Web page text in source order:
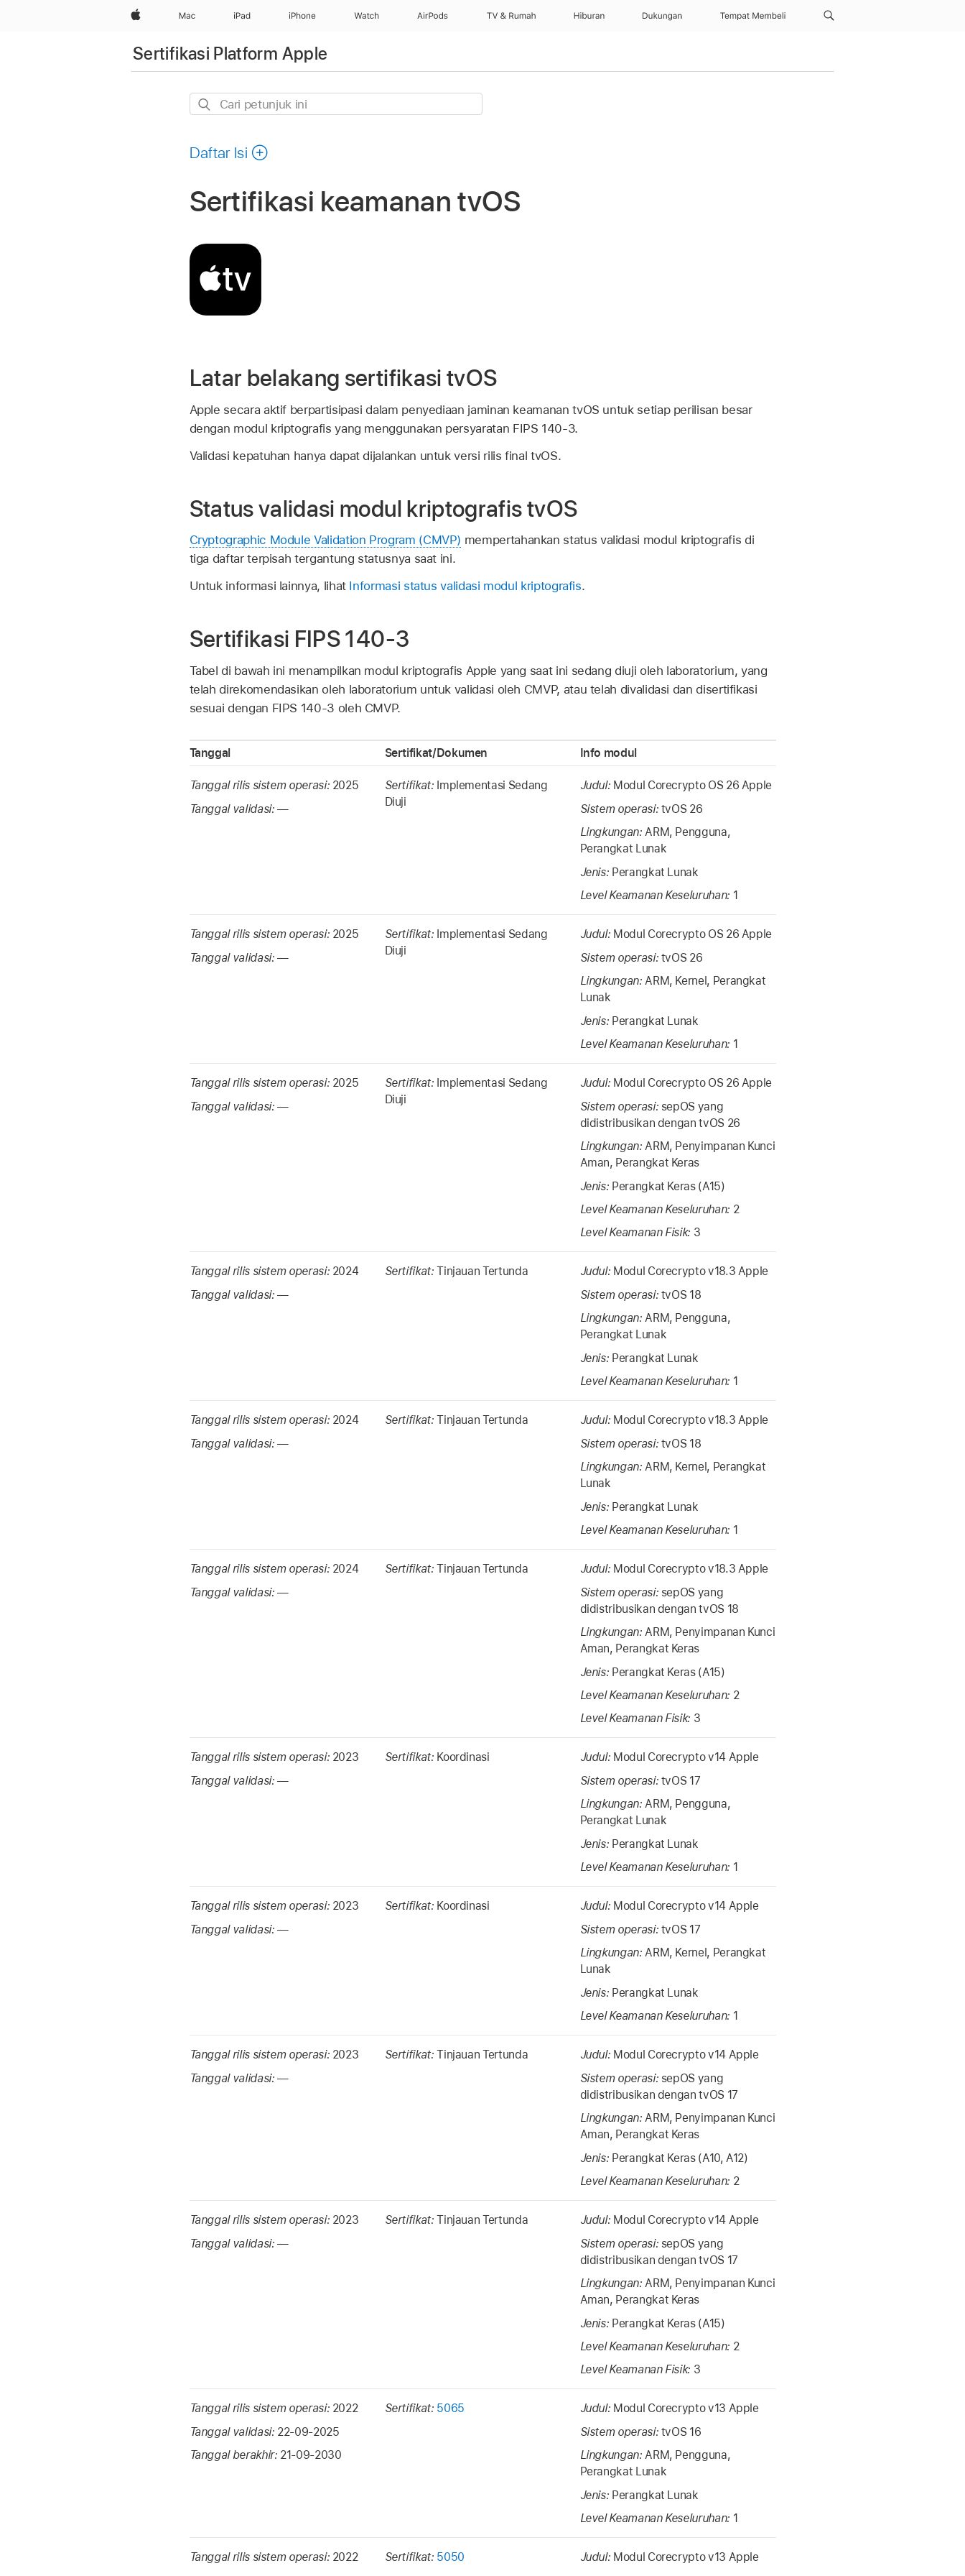
Apple Mac iPad iPhone Watch AirPods TV & Rumah Hiburan Dukungan Tempat Membeli
Sertifikasi Platform Apple
Cari
Daftar Isi
Sertifikasi keamanan tvOS
Latar belakang sertifikasi tvOS
Apple secara aktif berpartisipasi dalam penyediaan jaminan keamanan tvOS untuk setiap perilisan besar
dengan modul kriptografis yang menggunakan persyaratan FIPS 140-3.
Validasi kepatuhan hanya dapat dijalankan untuk versi rilis final tvOS.
Status validasi modul kriptografis tvOS
Cryptographic Module Validation Program (CMVP) mempertahankan status validasi modul kriptografis di
tiga daftar terpisah tergantung statusnya saat ini.
Untuk informasi lainnya, lihat Informasi status validasi modul kriptografis.
Sertifikasi FIPS 140-3
Tabel di bawah ini menampilkan modul kriptografis Apple yang saat ini sedang diuji oleh laboratorium, yang
telah direkomendasikan oleh laboratorium untuk validasi oleh CMVP, atau telah divalidasi dan disertifikasi
sesuai dengan FIPS 140-3 oleh CMVP.
Tanggal Sertifikat/Dokumen Info modul
Tanggal rilis sistem operasi: 2025
Tanggal validasi:—
Sertifikat: Implementasi Sedang
Diuji
Judul: Modul Corecrypto OS 26 Apple
Sistem operasi: tvOS 26
Lingkungan:ARM, Pengguna,
Perangkat Lunak
Jenis: Perangkat Lunak
Level Keamanan Keseluruhan: 1
Tanggal rilis sistem operasi: 2025
Tanggal validasi:—
Sertifikat: Implementasi Sedang
Diuji
Judul: Modul Corecrypto OS 26 Apple
Sistem operasi: tvOS 26
Lingkungan:ARM, Kernel, Perangkat
Lunak
Jenis: Perangkat Lunak
Level Keamanan Keseluruhan: 1
Tanggal rilis sistem operasi: 2025
Tanggal validasi:—
Sertifikat: Implementasi Sedang
Diuji
Judul: Modul Corecrypto OS 26 Apple
Sistem operasi: sepOS yang
didistribusikan dengantvOS 26
Lingkungan:ARM, Penyimpanan Kunci
Aman, Perangkat Keras
Jenis: Perangkat Keras (A15)
Level Keamanan Keseluruhan: 2
Level Keamanan Fisik: 3
Tanggal rilis sistem operasi: 2024
Tanggal validasi:—
Sertifikat:Tinjauan Tertunda Judul: Modul Corecrypto v18.3 Apple
Sistem operasi: tvOS 18
Lingkungan:ARM, Pengguna,
Perangkat Lunak
Jenis: Perangkat Lunak
Level Keamanan Keseluruhan: 1
Tanggal rilis sistem operasi: 2024
Tanggal validasi:—
Sertifikat:Tinjauan Tertunda Judul: Modul Corecrypto v18.3 Apple
Sistem operasi: tvOS 18
Lingkungan:ARM, Kernel, Perangkat
Lunak
Jenis: Perangkat Lunak
Level Keamanan Keseluruhan: 1
Tanggal rilis sistem operasi: 2024
Tanggal validasi:—
Sertifikat:Tinjauan Tertunda Judul: Modul Corecrypto v18.3 Apple
Sistem operasi: sepOS yang
didistribusikan dengantvOS 18
Lingkungan:ARM, Penyimpanan Kunci
Aman, Perangkat Keras
Jenis: Perangkat Keras (A15)
Level Keamanan Keseluruhan: 2
Level Keamanan Fisik: 3
Tanggal rilis sistem operasi: 2023
Tanggal validasi:—
Sertifikat: Koordinasi Judul: Modul Corecrypto v14 Apple
Sistem operasi: tvOS 17
Lingkungan:ARM, Pengguna,
Perangkat Lunak
Jenis: Perangkat Lunak
Level Keamanan Keseluruhan: 1
Tanggal rilis sistem operasi: 2023
Tanggal validasi:—
Sertifikat: Koordinasi Judul: Modul Corecrypto v14 Apple
Sistem operasi: tvOS 17
Lingkungan:ARM, Kernel, Perangkat
Lunak
Jenis: Perangkat Lunak
Level Keamanan Keseluruhan: 1
Tanggal rilis sistem operasi: 2023
Tanggal validasi:—
Sertifikat:Tinjauan Tertunda Judul: Modul Corecrypto v14 Apple
Sistem operasi: sepOS yang
didistribusikan dengantvOS 17
Lingkungan:ARM, Penyimpanan Kunci
Aman, Perangkat Keras
Jenis: Perangkat Keras (A10, A12)
Level Keamanan Keseluruhan: 2
Tanggal rilis sistem operasi: 2023
Tanggal validasi:—
Sertifikat:Tinjauan Tertunda Judul: Modul Corecrypto v14 Apple
Sistem operasi: sepOS yang
didistribusikan dengantvOS 17
Lingkungan:ARM, Penyimpanan Kunci
Aman, Perangkat Keras
Jenis: Perangkat Keras (A15)
Level Keamanan Keseluruhan: 2
Level Keamanan Fisik: 3
Tanggal rilis sistem operasi: 2022
Tanggal validasi: 22-09-2025
Tanggal berakhir: 21-09-2030
Sertifikat: 5065 Judul: Modul Corecrypto v13 Apple
Sistem operasi: tvOS 16
Lingkungan:ARM, Pengguna,
Perangkat Lunak
Jenis: Perangkat Lunak
Level Keamanan Keseluruhan: 1
Tanggal rilis sistem operasi: 2022
Sertifikat: 5050 Judul: Modul Corecrypto v13 Apple